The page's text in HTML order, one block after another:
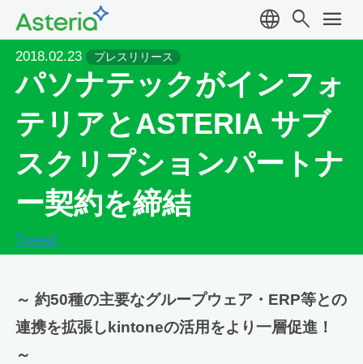
language search menu
2018.02.23 プレスリリース
パソナテックがインフォ
テリアとASTERIA サブ
スクリプションパートナ
ー契約を締結
Tweet
～ 約50種の主要なグループウェア・ERP等との
連携を拡張しkintoneの活用をより一層促進！
～